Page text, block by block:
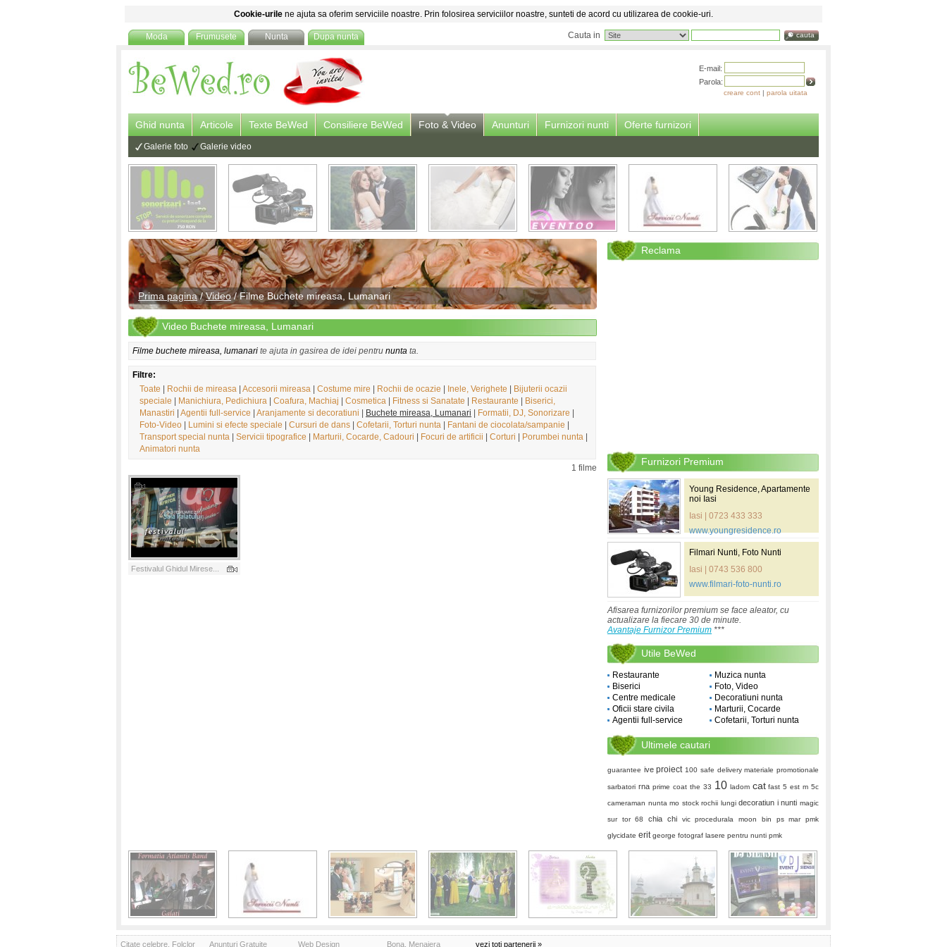
Cookie-urile ne ajuta sa oferim serviciile noastre. Prin folosirea serviciilor noastre, sunteti de acord cu utilizarea de cookie-uri.
Moda Frumusete Nunta Dupa nunta Cauta in cauta
E-mail:
Parola:
creare cont | parola uitata
Ghid nunta Articole Texte BeWed Consiliere BeWed Foto & Video Anunturi Furnizori nunti Oferte furnizori
Galerie foto Galerie video
Prima pagina/Video/Filme Buchete mireasa, Lumanari
Video Buchete mireasa, Lumanari
Filme buchete mireasa, lumanari te ajuta in gasirea de idei pentru nunta ta.
Filtre:
Toate
Rochii de mireasa Accesorii mireasa Costume mire Rochii de ocazie Inele, Verighete
Bijuterii ocazii
speciale
Manichiura, Pedichiura Coafura, Machiaj Cosmetica Fitness si Sanatate Restaurante
Biserici,
Manastiri
Agentii full-service Aranjamente si decoratiuni Buchete mireasa, Lumanari Formatii, DJ, Sonorizare
Foto-Video
Lumini si efecte speciale Cursuri de dans Cofetarii, Torturi nunta Fantani de ciocolata/sampanie
Transport special nunta
Servicii tipografice Marturii, Cocarde, Cadouri Focuri de artificii Corturi Porumbei nunta
Animatori nunta
1 filme
Festivalul Ghidul Mirese...
Reclama
Furnizori Premium
Young Residence, Apartamente
noi Iasi
Iasi | 0723 433 333
www.youngresidence.ro
Filmari Nunti, Foto Nunti
Iasi | 0743 536 800
www.filmari-foto-nunti.ro
Afisarea furnizorilor premium se face aleator, cu
actualizare la fiecare 30 de minute.
Avantaje Furnizor Premium ***
Utile BeWed
Restaurante
Biserici
Centre medicale
Oficii stare civila
Agentii full-service
Muzica nunta
Foto, Video
Decoratiuni nunta
Marturii, Cocarde
Cofetarii, Torturi nunta
Ultimele cautari
guarantee ive proiect 100 safe delivery materiale promotionale
sarbatori rna prime coat the 33 10 ladom cat fast 5 est m 5c
cameraman nunta mo stock rochii lungi decoratiun i nunti magic
sur tor 68 chia chi vic procedurala moon bin ps mar pmk
glycidate erit george fotograf lasere pentru nunti pmk
Citate celebre, Folclor Anunturi Gratuite Web Design Bona, Menajera vezi toti partenerii »